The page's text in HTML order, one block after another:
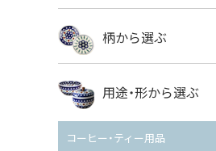
ボレス
VENA
ミレナ
柄から選ぶ
ボレス
用途・形から選ぶ
コーヒー・ティー用品